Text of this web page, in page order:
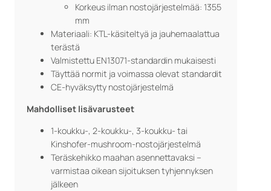
Korkeus ilman nostojärjestelmää: 1355
mm
Materiaali: KTL-käsiteltyä ja jauhemaalattua
terästä
Valmistettu EN13071-standardin mukaisesti
Täyttää normit ja voimassa olevat standardit
CE-hyväksytty nostojärjestelmä
Mahdolliset lisävarusteet
1-koukku-, 2-koukku-, 3-koukku- tai
Kinshofer-mushroom-nostojärjestelmä
Teräskehikko maahan asennettavaksi –
varmistaa oikean sijoituksen tyhjennyksen
jälkeen